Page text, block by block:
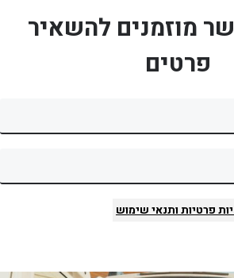
מוזמנים להשאיר
פרטים
פרטיותותנאי שימוש